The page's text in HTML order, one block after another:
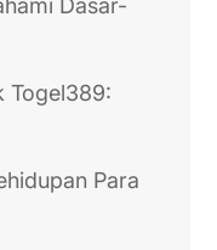
Dasar-
Togel389:
Para